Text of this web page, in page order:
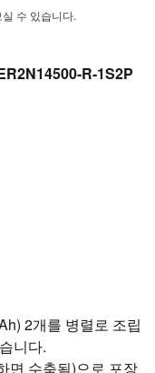
수 있습니다.
R-1S2P
2개를 병렬로 조립
니다.
면 수축됨)으로 포장